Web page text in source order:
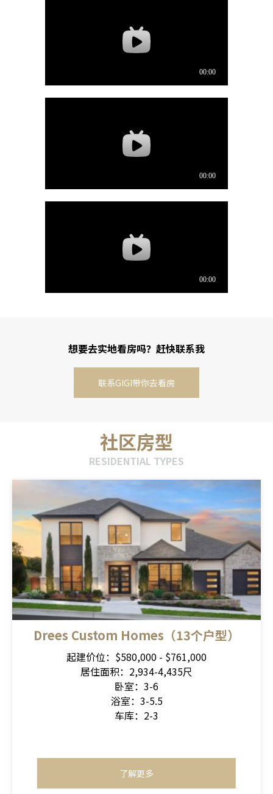
想要去实地看房吗？赶快联系我
联系GIGI带你去看房
社区房型
RESIDENTIAL TYPES
Drees Custom Homes（13个户型）
起建价位：$580,000 - $761,000
居住面积：2,934-4,435尺
卧室：3-6
浴室：3-5.5
车库：2-3
了解更多